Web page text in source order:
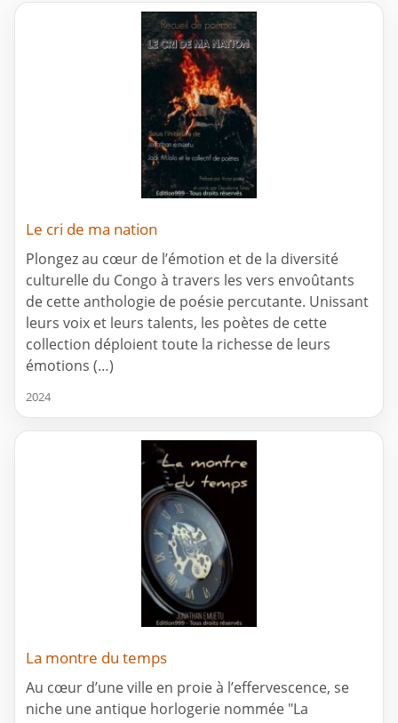
Le cri de ma nation
Plongez au cœur de l’émotion et de la diversité
culturelle du Congo à travers les vers envoûtants
de cette anthologie de poésie percutante. Unissant
leurs voix et leurs talents, les poètes de cette
collection déploient toute la richesse de leurs
émotions (…)
2024
La montre du temps
Au cœur d’une ville en proie à l’effervescence, se
niche une antique horlogerie nommée "La